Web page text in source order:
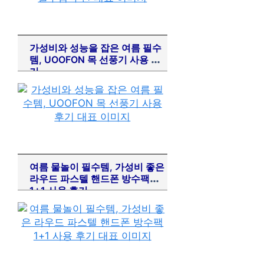
가성비와 성능을 잡은 여름 필수
템, UOOFON 목 선풍기 사용 후
기
여름 물놀이 필수템, 가성비 좋은
라우드 파스텔 핸드폰 방수팩
1+1 사용 후기